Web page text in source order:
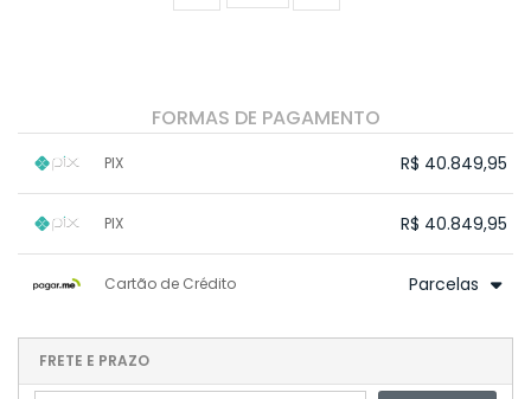
FORMAS DE PAGAMENTO
PIX R$ 40.849,95
PIX R$ 40.849,95
.
Cartão de Crédito Parcelas
2x sem juros de R$ 21.499,98
3x sem juros de R$ 14.333,32
.
FRETE E PRAZO